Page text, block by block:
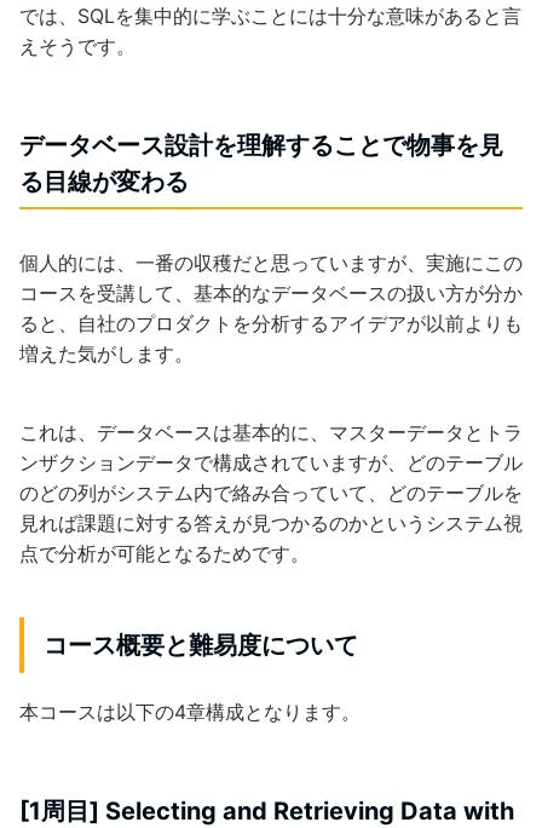
では、SQLを集中的に学ぶことには十分な意味があると言
えそうです。
データベース設計を理解することで物事を見
る目線が変わる
個人的には、一番の収穫だと思っていますが、実施にこの
コースを受講して、基本的なデータベースの扱い方が分か
ると、自社のプロダクトを分析するアイデアが以前よりも
増えた気がします。
これは、データベースは基本的に、マスターデータとトラ
ンザクションデータで構成されていますが、どのテーブル
のどの列がシステム内で絡み合っていて、どのテーブルを
見れば課題に対する答えが見つかるのかというシステム視
点で分析が可能となるためです。
コース概要と難易度について
本コースは以下の4章構成となります。
[1周目] Selecting and Retrieving Data with